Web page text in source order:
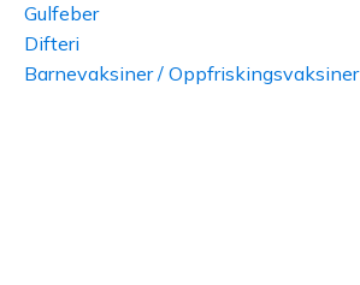
Gulfeber
Difteri
Barnevaksiner / Oppfriskingsvaksiner